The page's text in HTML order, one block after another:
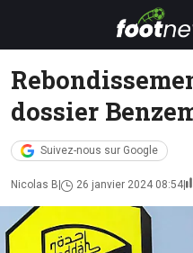
dossier
Suivez-nous sur Google
Nicolas B 26 janvier 2024 08:54